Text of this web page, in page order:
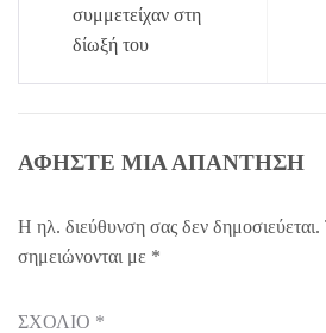
συμμετείχαν στη
δίωξή του
ΑΦΉΣΤΕ ΜΙΑ ΑΠΆΝΤΗΣΗ
Η ηλ. διεύθυνση σας δεν δημοσιεύεται.
σημειώνονται με *
ΣΧΌΛΙΟ *